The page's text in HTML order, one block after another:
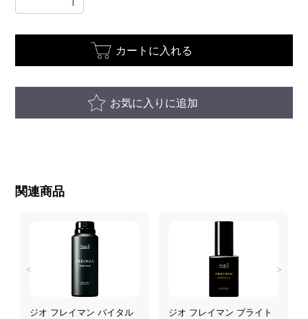
カートに入れる
お気に入りに追加
関連商品
<
ジオ フレイマン バイタル
ジオ フレイマン ブライト
>